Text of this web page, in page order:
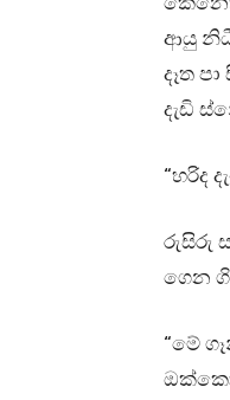
ආයු
දෑත
දැඩි
“හරිද
රුසිරු
ගෙන
“මේ